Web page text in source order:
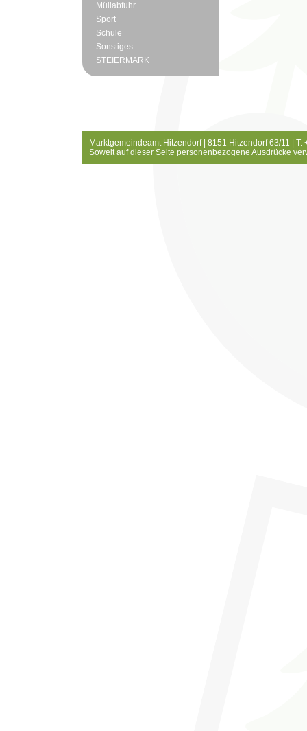
Müllabfuhr
Sport
Schule
Sonstiges
STEIERMARK
Marktgemeindeamt Hitzendorf | 8151 Hitzendorf 63/11 |
Soweit auf dieser Seite personenbezogene Ausdrücke